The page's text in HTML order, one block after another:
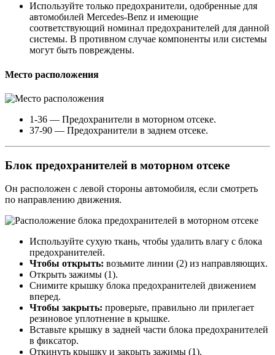
Используйте только предохранители, одобренные для
автомобилей Mercedes-Benz и имеющие
соответствующий номинал предохранителей для данной
системы. В противном случае компоненты или системы
могут быть повреждены.
Место расположения
1-36 — Предохранители в моторном отсеке.
37-90 — Предохранители в заднем отсеке.
Блок предохранителей в моторном отсеке
Он расположен с левой стороны автомобиля, если смотреть
по направлению движения.
Используйте сухую ткань, чтобы удалить влагу с блока
предохранителей.
Чтобы открыть: возьмите линии (2) из ​​направляющих.
Открыть зажимы (1).
Снимите крышку блока предохранителей движением
вперед.
Чтобы закрыть: проверьте, правильно ли прилегает
резиновое уплотнение в крышке.
Вставьте крышку в задней части блока предохранителей
в фиксатор.
Откинуть крышку и закрыть зажимы (1).